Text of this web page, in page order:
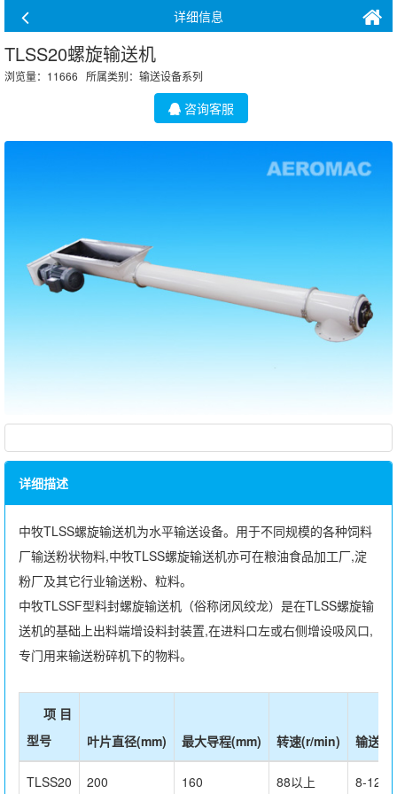
详细信息
TLSS20螺旋输送机
浏览量：11666 所属类别： 输送设备系列
咨询客服
详细描述
中牧TLSS螺旋输送机为水平输送设备。用于不同规模的各种饲料
厂输送粉状物料,中牧TLSS螺旋输送机亦可在粮油食品加工厂,淀
粉厂及其它行业输送粉、粒料。
中牧TLSSF型料封螺旋输送机（俗称闭风绞龙）是在TLSS螺旋输
送机的基础上出料端增设料封装置,在进料口左或右侧增设吸风口,
专门用来输送粉碎机下的物料。
项 目
型号
叶片直径(mm) 最大导程(mm) 转速(r/min) 输送
TLSS20 200 160 88以上 8-12